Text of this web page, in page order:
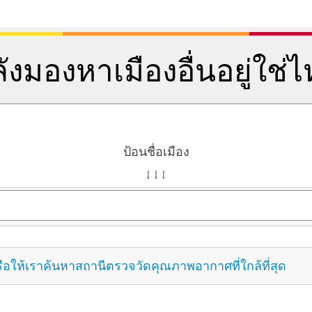
มองหาเมืองอื่นอยู่ใช่
ป้อนชื่อเมือง
↓ ↓ ↓
อให้เราค้นหาสถานีตรวจวัดคุณภาพอากาศที่ใกล้ที่สุด